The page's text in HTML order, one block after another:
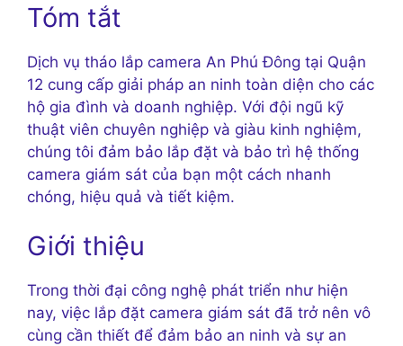
Tóm tắt
Dịch vụ tháo lắp camera An Phú Đông tại Quận
12 cung cấp giải pháp an ninh toàn diện cho các
hộ gia đình và doanh nghiệp. Với đội ngũ kỹ
thuật viên chuyên nghiệp và giàu kinh nghiệm,
chúng tôi đảm bảo lắp đặt và bảo trì hệ thống
camera giám sát của bạn một cách nhanh
chóng, hiệu quả và tiết kiệm.
Giới thiệu
Trong thời đại công nghệ phát triển như hiện
nay, việc lắp đặt camera giám sát đã trở nên vô
cùng cần thiết để đảm bảo an ninh và sự an